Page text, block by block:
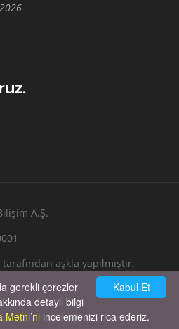
A.Ş.
tarafından aşkla yapılmıştır.
Reklam Verin
Bize Yazın
Kabul Et
gerekli çerezler
detaylı bilgi
Metni’niincelemenizi rica ederiz.